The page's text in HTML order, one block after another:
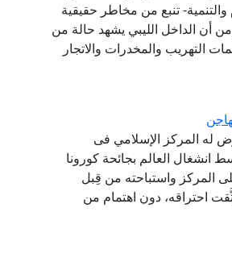
تنبع من مخاطر حقيقية
أن الداخل الليبي يشهد حالة من
التهريب والمخدرات والاتجار
له المركز الإسلامي فى
انشغال العالم بجائحة كورونا
على المركز واستباحته من قِبل
احتراقه، دون اهتمام من